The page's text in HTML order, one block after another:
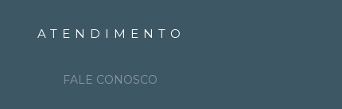
ATENDIMENTO
FALE CONOSCO